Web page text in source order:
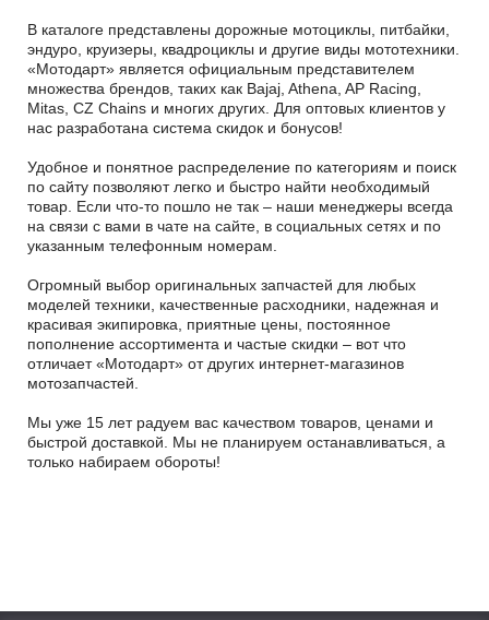
В каталоге представлены дорожные мотоциклы, питбайки,
эндуро, круизеры, квадроциклы и другие виды мототехники.
«Мотодарт» является официальным представителем
множества брендов, таких как Bajaj, Athena, AP Racing,
Mitas, CZ Chains и многих других. Для оптовых клиентов у
нас разработана система скидок и бонусов!
Удобное и понятное распределение по категориям и поиск
по сайту позволяют легко и быстро найти необходимый
товар. Если что-то пошло не так – наши менеджеры всегда
на связи с вами в чате на сайте, в социальных сетях и по
указанным телефонным номерам.
Огромный выбор оригинальных запчастей для любых
моделей техники, качественные расходники, надежная и
красивая экипировка, приятные цены, постоянное
пополнение ассортимента и частые скидки – вот что
отличает «Мотодарт» от других интернет-магазинов
мотозапчастей.
Мы уже 15 лет радуем вас качеством товаров, ценами и
быстрой доставкой. Мы не планируем останавливаться, а
только набираем обороты!